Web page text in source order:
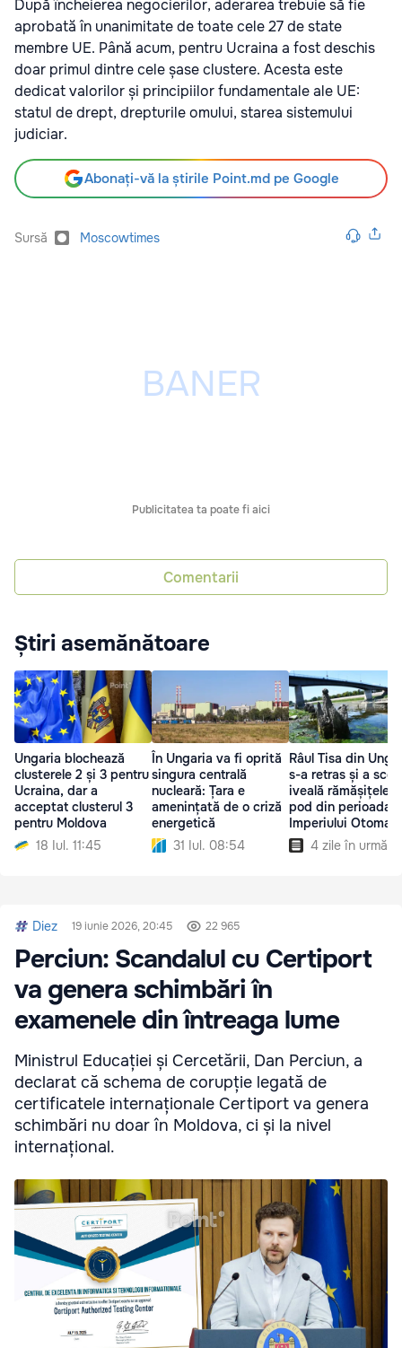
După încheierea negocierilor, aderarea trebuie să fie
aprobată în unanimitate de toate cele 27 de state
membre UE. Până acum, pentru Ucraina a fost deschis
doar primul dintre cele șase clustere. Acesta este
dedicat valorilor și principiilor fundamentale ale UE:
statul de drept, drepturile omului, starea sistemului
judiciar.
Abonați-vă la știrile Point.md pe Google
Sursă Moscowtimes
Publicitatea ta poate fi aici
Comentarii
Știri asemănătoare
Ungaria blochează
clusterele 2 și 3 pentru
Ucraina, dar a
acceptat clusterul 3
pentru Moldova
18 Iul. 11:45
În Ungaria va fi oprită
singura centrală
nucleară: Țara e
amenințată de o criză
energetică
31 Iul. 08:54
Râul Tisa din
s-a retras și a
iveală rămășițele
pod din perioada
Imperiului Otoman
4 zile în urmă
Diez 19 iunie 2026, 20:45 22 965
Perciun: Scandalul cu Certiport
va genera schimbări în
examenele din întreaga lume
Ministrul Educației și Cercetării, Dan Perciun, a
declarat că schema de corupție legată de
certificatele internaționale Certiport va genera
schimbări nu doar în Moldova, ci și la nivel
internațional.